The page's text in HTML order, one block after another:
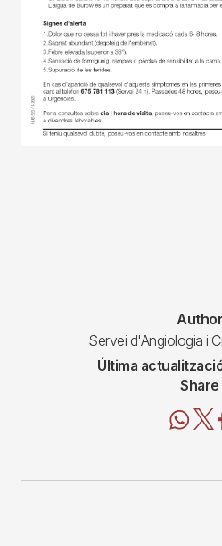
Author
Servei d'Angiologia i
Última
Share